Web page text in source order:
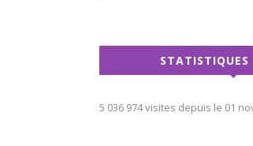
STATISTIQUES
5 036 974 visites depuis le 01